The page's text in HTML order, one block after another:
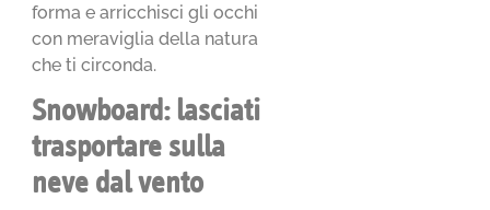
forma e arricchisci gli occhi
con meraviglia della natura
che ti circonda.
Snowboard: lasciati
trasportare sulla
neve dal vento